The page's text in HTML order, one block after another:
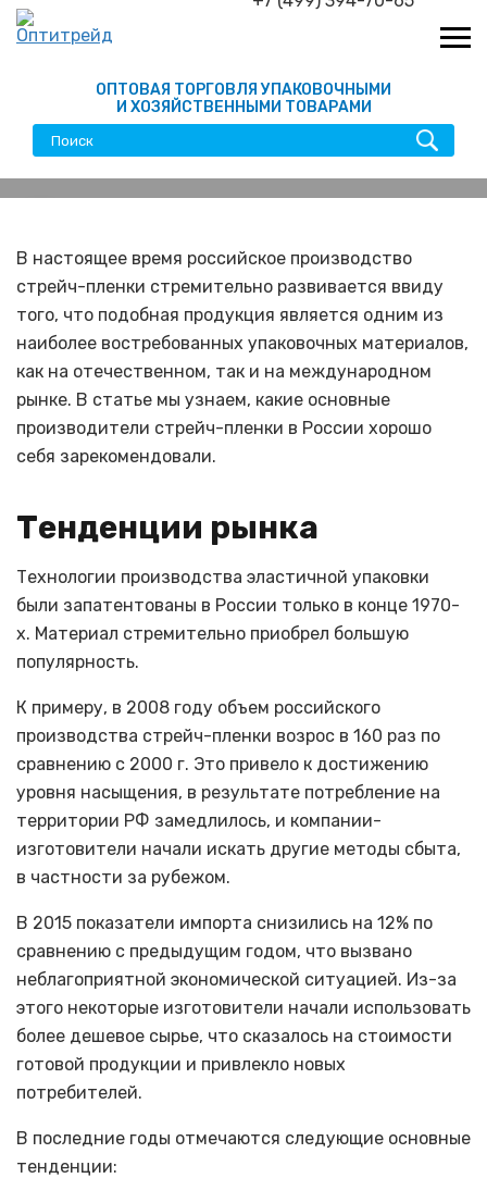
ОПТОВАЯ ТОРГОВЛЯ УПАКОВОЧНЫМИ
И ХОЗЯЙСТВЕННЫМИ ТОВАРАМИ
стрейч-пленки в России
В настоящее время российское производство
стрейч-пленки стремительно развивается ввиду
того, что подобная продукция является одним из
наиболее востребованных упаковочных материалов,
как на отечественном, так и на международном
рынке. В статье мы узнаем, какие основные
производители стрейч-пленки в России хорошо
себя зарекомендовали.
Тенденции рынка
Технологии производства эластичной упаковки
были запатентованы в России только в конце 1970-
х. Материал стремительно приобрел большую
популярность.
К примеру, в 2008 году объем российского
производства стрейч-пленки возрос в 160 раз по
сравнению с 2000 г. Это привело к достижению
уровня насыщения, в результате потребление на
территории РФ замедлилось, и компании-
изготовители начали искать другие методы сбыта,
в частности за рубежом.
В 2015 показатели импорта снизились на 12% по
сравнению с предыдущим годом, что вызвано
неблагоприятной экономической ситуацией. Из-за
этого некоторые изготовители начали использовать
более дешевое сырье, что сказалось на стоимости
готовой продукции и привлекло новых
потребителей.
В последние годы отмечаются следующие основные
тенденции: